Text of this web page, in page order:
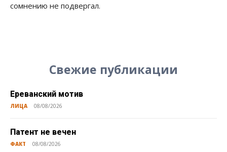
сомнению не подвергал.
Свежие публикации
Ереванский мотив
ЛИЦА 08/08/2026
Патент не вечен
ФАКТ 08/08/2026